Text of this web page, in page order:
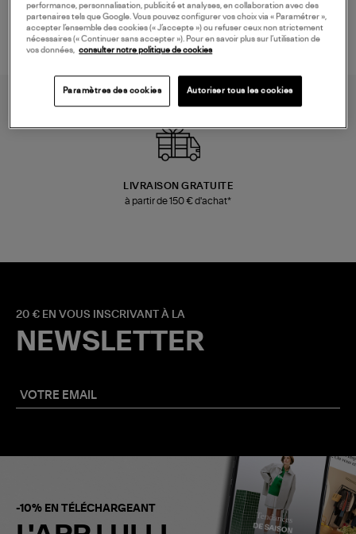
LIVRAISON GRATUITE
à partir de 150 € d'achat*
20 € EN VOUS INSCRIVANT À LA
NEWSLETTER
-10% EN TÉLÉCHARGEANT
performance, personnalisation, publicité et analyses, en collaboration avec des
partenaires tels que Google. Vous pouvez configurer vos choix via « Paramétrer »,
accepter l’ensemble des cookies (« J’accepte ») ou refuser ceux non strictement
nécessaires (« Continuer sans accepter »). Pour en savoir plus sur l’utilisation de
vos données, consulter notre politique de cookies
Paramètres des cookies Autoriser tous les cookies